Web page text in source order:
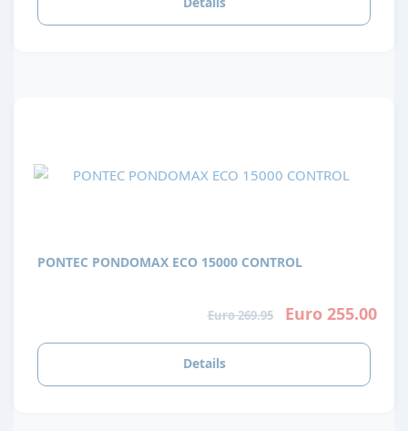
PONTEC PONDOMAX ECO 15000 CONTROL
Euro 269.95 Euro 255.00
Details